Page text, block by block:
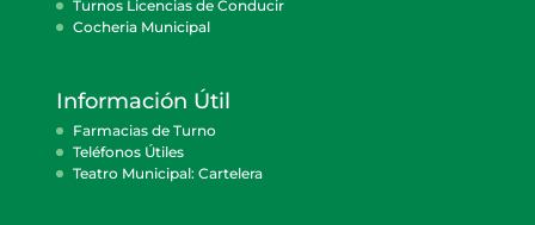
Turnos Licencias de Conducir
Cocheria Municipal
Información Útil
Farmacias de Turno
Teléfonos Útiles
Teatro Municipal: Cartelera